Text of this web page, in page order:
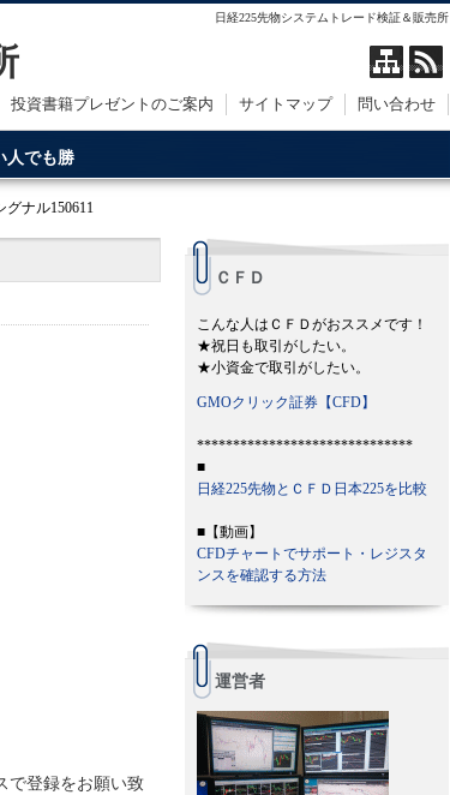
日経225先物システムトレード検証＆販売所
投資書籍プレゼントのご案内 サイトマップ 問い合わせ
人でも勝
グナル150611
で登録をお願い致
ＣＦＤ
こんな人はＣＦＤがおススメです！
★祝日も取引がしたい。
★小資金で取引がしたい。
GMOクリック証券【CFD】
******************************
■
日経225先物とＣＦＤ日本225を比較
■【動画】
CFDチャートでサポート・レジスタ
ンスを確認する方法
運営者